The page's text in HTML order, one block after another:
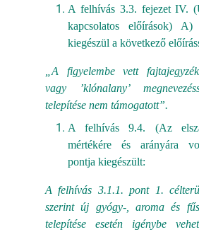
A felhívás 3.3. fejezet IV.
kapcsolatos előírások)
kiegészül a következő
„A figyelembe vett
vagy ’klónalany’
telepítése nem támogatott”.
A felhívás 9.4. (Az
mértékére és arányára
pontja kiegészült:
A felhívás 3.1.1. pont 1.
szerint új gyógy-, aroma és
telepítése esetén igénybe